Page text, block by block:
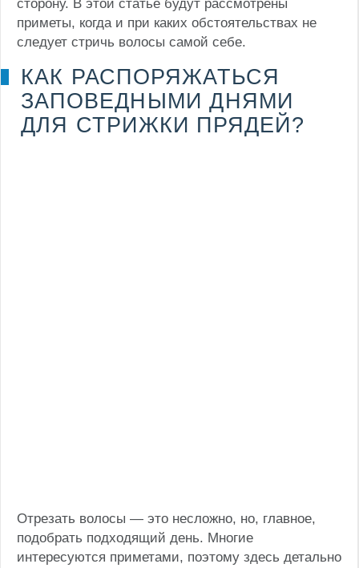
сторону. В этой статье будут рассмотрены
приметы, когда и при каких обстоятельствах не
следует стричь волосы самой себе.
КАК РАСПОРЯЖАТЬСЯ
ЗАПОВЕДНЫМИ ДНЯМИ
ДЛЯ СТРИЖКИ ПРЯДЕЙ?
Отрезать волосы — это несложно, но, главное,
подобрать подходящий день. Многие
интересуются приметами, поэтому здесь детально